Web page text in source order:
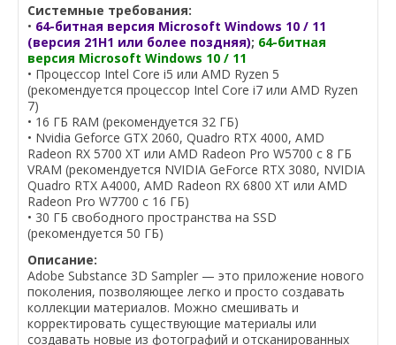
Системные требования:
• 64-битная версия Microsoft Windows 10 / 11
(версия 21H1 или более поздняя); 64-битная
версия Microsoft Windows 10 / 11
• Процессор Intel Core i5 или AMD Ryzen 5
(рекомендуется процессор Intel Core i7 или AMD Ryzen
7)
• 16 ГБ RAM (рекомендуется 32 ГБ)
• Nvidia Geforce GTX 2060, Quadro RTX 4000, AMD
Radeon RX 5700 XT или AMD Radeon Pro W5700 с 8 ГБ
VRAM (рекомендуется NVIDIA GeForce RTX 3080, NVIDIA
Quadro RTX A4000, AMD Radeon RX 6800 XT или AMD
Radeon Pro W7700 с 16 ГБ)
• 30 ГБ свободного пространства на SSD
(рекомендуется 50 ГБ)
Описание:
Adobe Substance 3D Sampler — это приложение нового
поколения, позволяющее легко и просто создавать
коллекции материалов. Можно смешивать и
корректировать существующие материалы или
создавать новые из фотографий и отсканированных